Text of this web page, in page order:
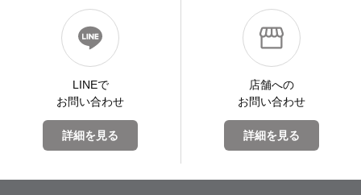
LINEで
お問い合わせ
詳細を見る
店舗への
お問い合わせ
詳細を見る